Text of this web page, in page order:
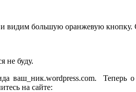
и видим большую оранжевую
не буду.
ваш_ник.wordpress.com.
на сайте: